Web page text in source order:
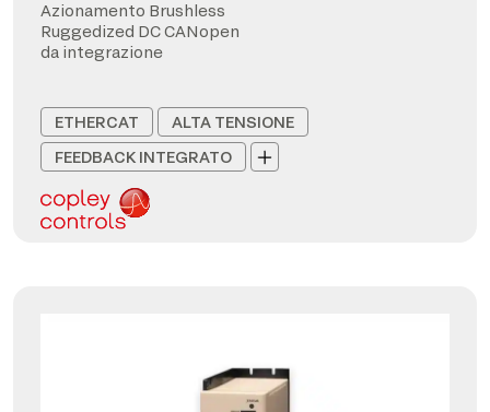
Azionamento Brushless
Ruggedized DC CANopen
da integrazione
ETHERCAT
ALTA TENSIONE
FEEDBACK INTEGRATO